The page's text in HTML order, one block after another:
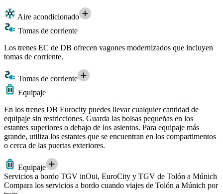
Aire acondicionado
Tomas de corriente
Los trenes EC de DB ofrecen vagones modernizados que incluyen
tomas de corriente.
Tomas de corriente
Equipaje
En los trenes DB Eurocity puedes llevar cualquier cantidad de
equipaje sin restricciones. Guarda las bolsas pequeñas en los
estantes superiores o debajo de los asientos. Para equipaje más
grande, utiliza los estantes que se encuentran en los compartimentos
o cerca de las puertas exteriores.
Equipaje
Servicios a bordo TGV inOui, EuroCity y TGV de Tolón a Múnich
Compara los servicios a bordo cuando viajes de Tolón a Múnich por